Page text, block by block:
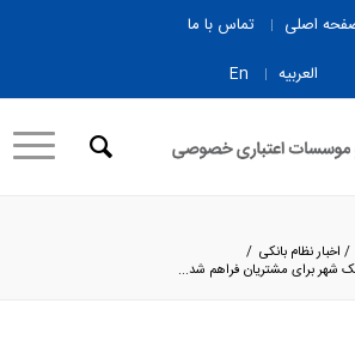
اصلی
تماس با ما
العربیه
En
/ اخبار نظام بانکی /
شهر برای مشتریان فراهم شد...